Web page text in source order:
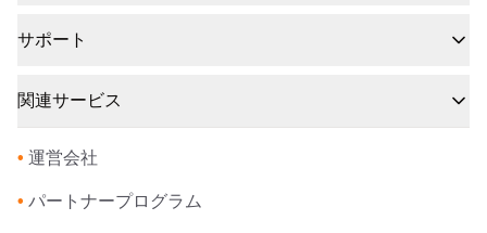
サポート
関連サービス
• 運営会社
• パートナープログラム